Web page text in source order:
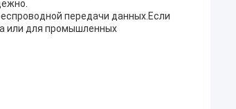
передачи данных.Если
или для промышленных